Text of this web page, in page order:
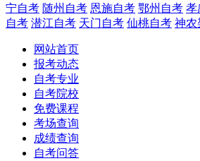
宁自考 随州自考 恩施自考 鄂州自考 孝
自考 潜江自考 天门自考 仙桃自考 神农
网站首页
报考动态
自考专业
自考院校
免费课程
考场查询
成绩查询
自考问答